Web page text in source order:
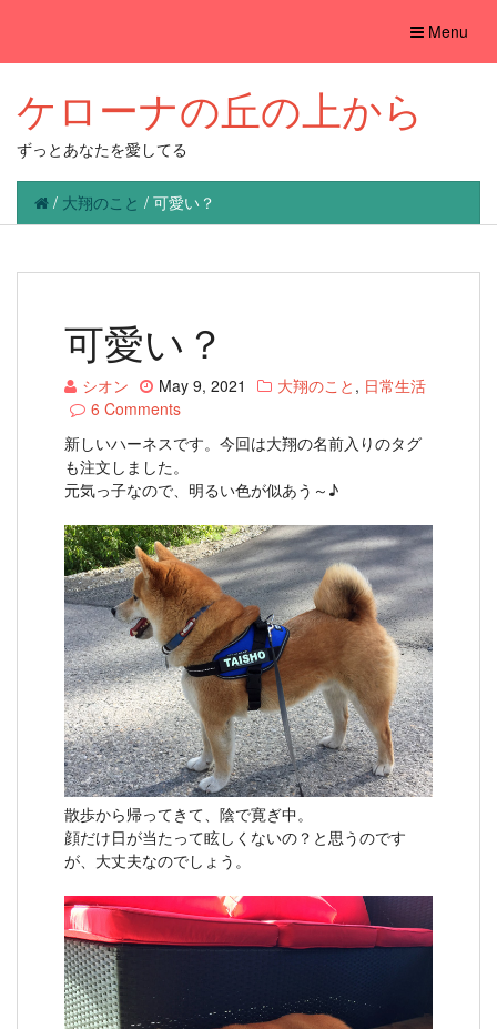
Toggle
Menu
ケローナの丘の上から
ずっとあなたを愛してる
/ 大翔のこと / 可愛い？
可愛い？
シオン May 9, 2021 大翔のこと , 日常生活
6 Comments
新しいハーネスです。今回は大翔の名前入りのタグ
も注文しました。
元気っ子なので、明るい色が似あう～♪
散歩から帰ってきて、陰で寛ぎ中。
顔だけ日が当たって眩しくないの？と思うのです
が、大丈夫なのでしょう。